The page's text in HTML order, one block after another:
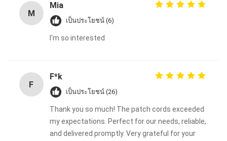
M
Mia
เป็นประโยชน์ (6)
I'm so interested
F
F*k
เป็นประโยชน์ (26)
Thank you so much! The patch cords exceeded
my expectations. Perfect for our needs, reliable,
and delivered promptly. Very grateful for your